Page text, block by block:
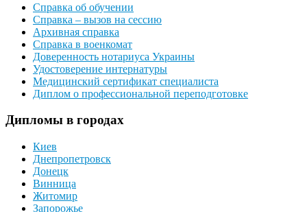
Справка об обучении
Справка – вызов на сессию
Архивная справка
Справка в военкомат
Доверенность нотариуса Украины
Удостоверение интернатуры
Медицинский сертификат специалиста
Диплом о профессиональной переподготовке
Дипломы в городах
Киев
Днепропетровск
Донецк
Винница
Житомир
Запорожье